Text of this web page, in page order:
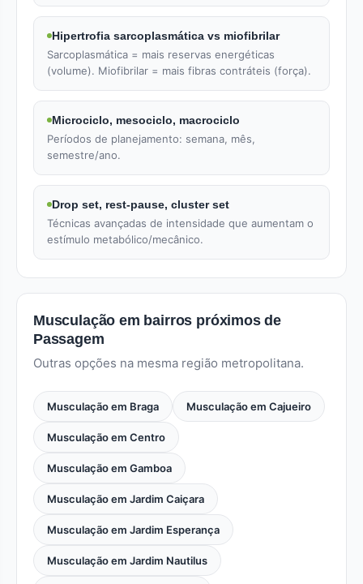
Hipertrofia sarcoplasmática vs miofibrilar
Sarcoplasmática = mais reservas energéticas
(volume). Miofibrilar = mais fibras contráteis (força).
Microciclo, mesociclo, macrociclo
Períodos de planejamento: semana, mês,
semestre/ano.
Drop set, rest-pause, cluster set
Técnicas avançadas de intensidade que aumentam o
estímulo metabólico/mecânico.
Musculação em bairros próximos de
Passagem
Outras opções na mesma região metropolitana.
Musculação em Braga Musculação em Cajueiro
Musculação em Centro
Musculação em Gamboa
Musculação em Jardim Caiçara
Musculação em Jardim Esperança
Musculação em Jardim Nautilus